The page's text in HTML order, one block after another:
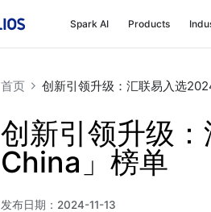
Spark AI Products
首页 创新引领升级：汇联易入选
创新引领升级
China」榜单
发布日期： 2024-11-13